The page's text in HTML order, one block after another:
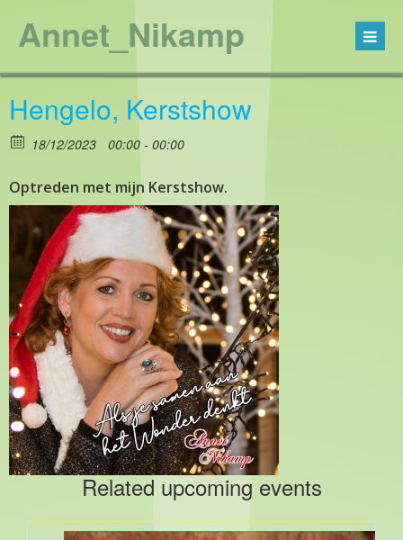
Annet_Nikamp
Hengelo, Kerstshow
18/12/2023 00:00 - 00:00
Optreden met mijn Kerstshow.
Related upcoming events